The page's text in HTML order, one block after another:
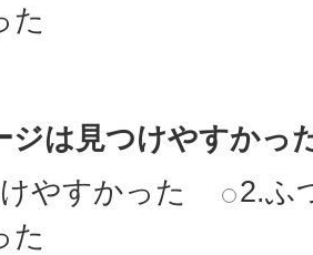
た
ジは見つけやすかっ
やすかった
2.ふ
た